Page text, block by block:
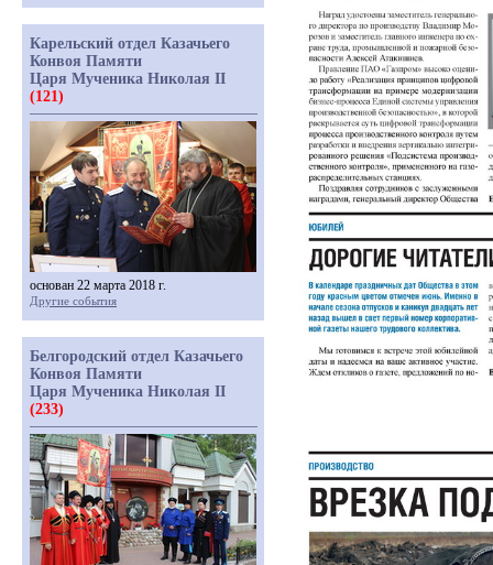
Карельский отдел Казачьего
Конвоя Памяти
Царя Мученика Николая II
(121)
основан 22 марта 2018 г.
Другие события
Белгородский отдел Казачьего
Конвоя Памяти
Царя Мученика Николая II
(233)